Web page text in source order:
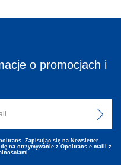
o promocjach i
Zapisując się na Newsletter
na otrzymywanie z Opoltrans e-maili z